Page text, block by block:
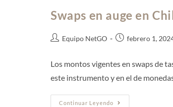
Swaps en auge en
Equipo NetGO febrero 1,
Los montos vigentes en swaps de
este instrumento y en el de
Continuar Leyendo